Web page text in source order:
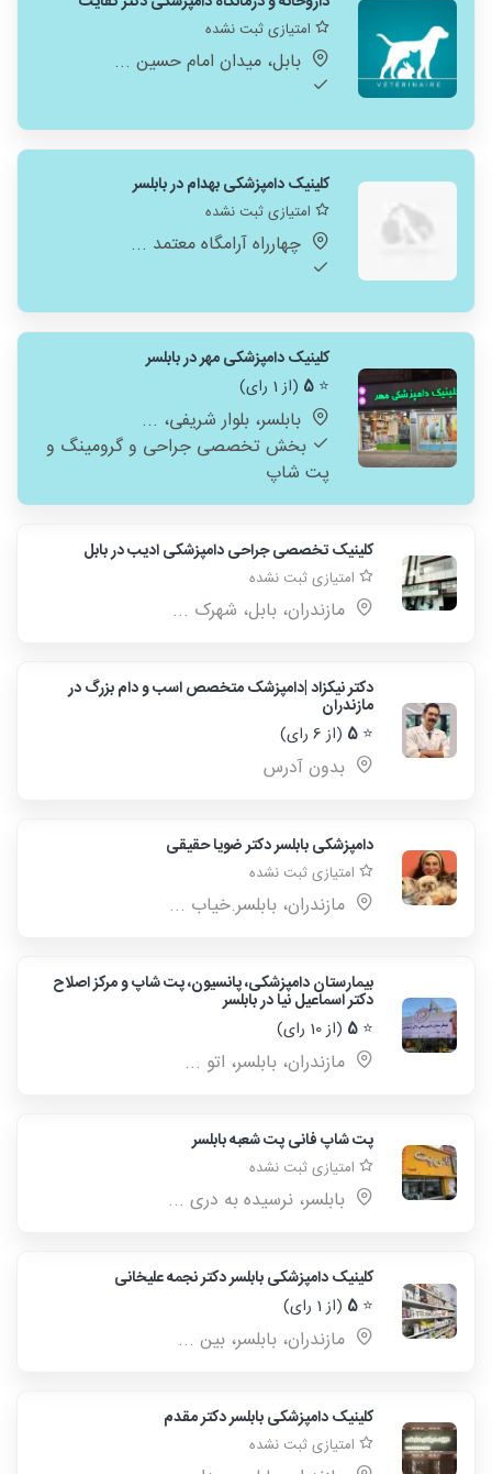
امتیازی ثبت نشده
بابل، میدان امام حسین ...
کلینیک دامپزشکی بهدام در بابلسر
امتیازی ثبت نشده
چهارراه آرامگاه معتمد ...
کلینیک دامپزشکی مهر در بابلسر
⭐
5 (از 1 رای)
بابلسر، بلوار شریفی، ...
بخش تخصصی جراحی و گرومینگ و
پت شاپ
کلینیک تخصصی جراحی دامپزشکی ادیب در بابل
امتیازی ثبت نشده
مازندران، بابل، شهرک ...
دکتر نیکزاد |دامپزشک متخصص اسب و دام بزرگ در
مازندران
⭐
5 (از 6 رای)
بدون آدرس
دامپزشکی بابلسر دکتر ضویا حقیقی
امتیازی ثبت نشده
مازندران، بابلسر.خیاب ...
بیمارستان دامپزشکی، پانسیون، پت شاپ و مرکز اصلاح
دکتر اسماعیل نیا در بابلسر
⭐
5 (از 10 رای)
مازندران، بابلسر، اتو ...
پت شاپ فانی پت شعبه بابلسر
امتیازی ثبت نشده
بابلسر، نرسیده به دری ...
کلینیک دامپزشکی بابلسر دکتر نجمه علیخانی
⭐
5 (از 1 رای)
مازندران، بابلسر، بین ...
کلینیک دامپزشکی بابلسر دکتر مقدم
امتیازی ثبت نشده